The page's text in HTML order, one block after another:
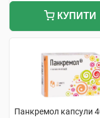
КУПИТИ
Панкремол капсули